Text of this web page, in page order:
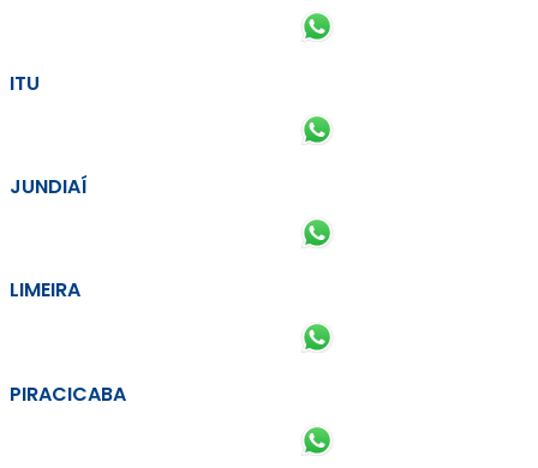
ITU
JUNDIAÍ
LIMEIRA
PIRACICABA